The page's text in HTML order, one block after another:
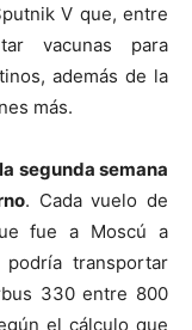
V que, entre
vacunas para
además de la
más.
segunda semana
. Cada vuelo de
fue a Moscú a
transportar
330 entre 800
el cálculo que